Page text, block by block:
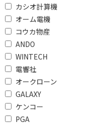
カシオ計算機
オーム電機
コウカ物産
ANDO
WINTECH
電響社
オークローン
GALAXY
ケンコー
PGA
ARCで絞り込む
ハイレゾで絞り
VOD対応で絞り